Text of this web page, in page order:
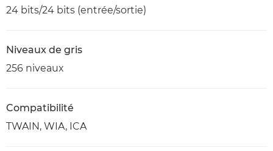
24 bits/24 bits (entrée/sortie)
Niveaux de gris
256 niveaux
Compatibilité
TWAIN, WIA, ICA